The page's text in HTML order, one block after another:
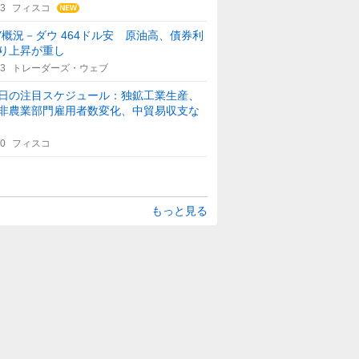
フィスコ
概況－ダウ 464ドル安 原油高、債券利
上昇が重し
トレーダーズ・ウェブ
の注目スケジュール：独鉱工業生産、
農業部門雇用者数変化、中貿易収支な
フィスコ
もっと見る